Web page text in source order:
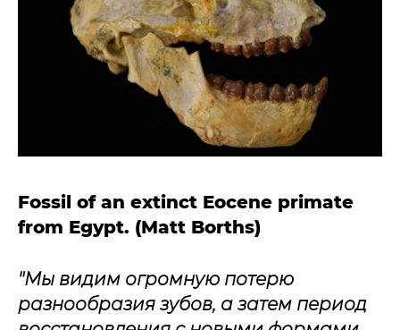
Fossil of an extinct Eocene primate
from Egypt. (Matt Borths)
"Мы видим огромную потерю
разнообразия зубов, а затем период